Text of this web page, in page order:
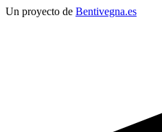
Un proyecto de Bentivegna.es